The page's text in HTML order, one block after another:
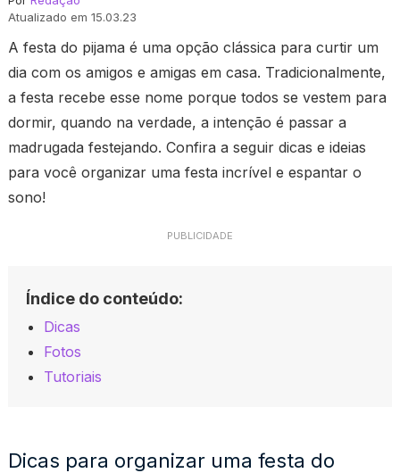
Atualizado em 15.03.23
A festa do pijama é uma opção clássica para curtir um
dia com os amigos e amigas em casa. Tradicionalmente,
a festa recebe esse nome porque todos se vestem para
dormir, quando na verdade, a intenção é passar a
madrugada festejando. Confira a seguir dicas e ideias
para você organizar uma festa incrível e espantar o
sono!
PUBLICIDADE
Índice do conteúdo:
Dicas
Fotos
Tutoriais
Dicas para organizar uma festa do